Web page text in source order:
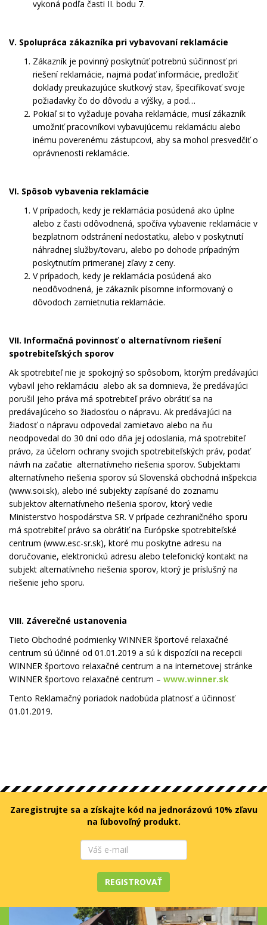
vykoná podľa časti II. bodu 7.
V. Spolupráca zákazníka pri vybavovaní reklamácie
Zákazník je povinný poskytnúť potrebnú súčinnosť pri
riešení reklamácie, najmä podať informácie, predložiť
doklady preukazujúce skutkový stav, špecifikovať svoje
požiadavky čo do dôvodu a výšky, a pod…
Pokiaľ si to vyžaduje povaha reklamácie, musí zákazník
umožniť pracovníkovi vybavujúcemu reklamáciu alebo
inému poverenému zástupcovi, aby sa mohol presvedčiť o
oprávnenosti reklamácie.
VI. Spôsob vybavenia reklamácie
V prípadoch, kedy je reklamácia posúdená ako úplne
alebo z časti odôvodnená, spočíva vybavenie reklamácie v
bezplatnom odstránení nedostatku, alebo v poskytnutí
náhradnej služby/tovaru, alebo po dohode prípadným
poskytnutím primeranej zľavy z ceny.
V prípadoch, kedy je reklamácia posúdená ako
neodôvodnená, je zákazník písomne informovaný o
dôvodoch zamietnutia reklamácie.
VII. Informačná povinnosť o alternatívnom riešení
spotrebiteľských sporov
Ak spotrebiteľ nie je spokojný so spôsobom, ktorým predávajúci
vybavil jeho reklamáciu alebo ak sa domnieva, že predávajúci
porušil jeho práva má spotrebiteľ právo obrátiť sa na
predávajúceho so žiadosťou o nápravu. Ak predávajúci na
žiadosť o nápravu odpovedal zamietavo alebo na ňu
neodpovedal do 30 dní odo dňa jej odoslania, má spotrebiteľ
právo, za účelom ochrany svojich spotrebiteľských práv, podať
návrh na začatie alternatívneho riešenia sporov. Subjektami
alternatívneho riešenia sporov sú Slovenská obchodná inšpekcia
(www.soi.sk), alebo iné subjekty zapísané do zoznamu
subjektov alternatívneho riešenia sporov, ktorý vedie
Ministerstvo hospodárstva SR. V prípade cezhraničného sporu
má spotrebiteľ právo sa obrátiť na Európske spotrebiteľské
centrum (www.esc-sr.sk), ktoré mu poskytne adresu na
doručovanie, elektronickú adresu alebo telefonický kontakt na
subjekt alternatívneho riešenia sporov, ktorý je príslušný na
riešenie jeho sporu.
VIII. Záverečné ustanovenia
Tieto Obchodné podmienky WINNER športové relaxačné
centrum sú účinné od 01.01.2019 a sú k dispozícii na recepcii
WINNER športovo relaxačné centrum a na internetovej stránke
WINNER športovo relaxačné centrum – www.winner.sk
Tento Reklamačný poriadok nadobúda platnosť a účinnosť
01.01.2019.
Zaregistrujte sa a získajte kód na jednorázovú 10% zľavu
na ľubovoľný produkt.
REGISTROVAŤ